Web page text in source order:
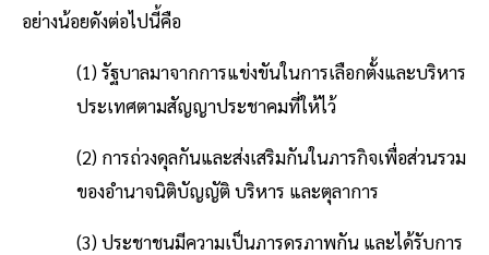
อย่างน้อยดังต่อไปนี้คือ
(1) รัฐบาลมาจากการแข่งขันในการเลือกตั้งและบริหาร
ประเทศตามสัญญาประชาคมที่ให้ไว้
(2) การถ่วงดุลกันและส่งเสริมกันในภารกิจเพื่อส่วนรวม
ของอำนาจนิติบัญญัติ บริหาร และตุลาการ
(3) ประชาชนมีความเป็นภารดรภาพกัน และได้รับการ